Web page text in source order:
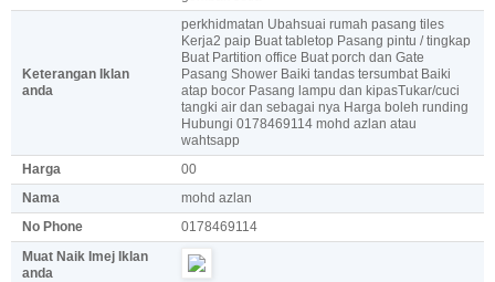
Keterangan Iklan
anda
perkhidmatan Ubahsuai rumah pasang tiles
Kerja2 paip Buat tabletop Pasang pintu / tingkap
Buat Partition office Buat porch dan Gate
Pasang Shower Baiki tandas tersumbat Baiki
atap bocor Pasang lampu dan kipasTukar/cuci
tangki air dan sebagai nya Harga boleh runding
Hubungi 0178469114 mohd azlan atau
wahtsapp
Harga
00
Nama
mohd azlan
No Phone
0178469114
Muat Naik Imej Iklan
anda